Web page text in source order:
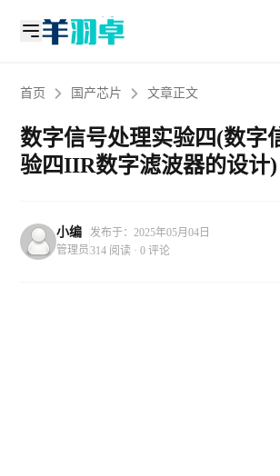
首页 国产芯片 文章正文
数字信号处理实验四(数字
验四IIR数字滤波器的设计)
小编
管理员
发布于：2025年05月04日
314 阅读 · 0 评论